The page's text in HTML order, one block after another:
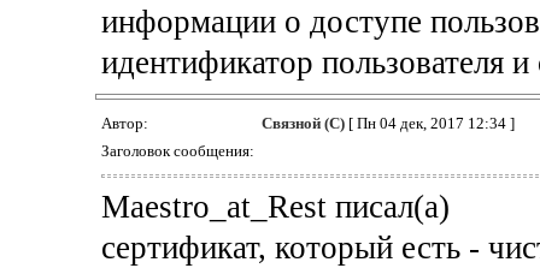
информации о доступе
идентификатор пользователя
Автор: Связной (С)[ Пн 04 дек, 2017 12:34 ]
Заголовок сообщения:
Maestro_at_Rest писал(а)
сертификат, который есть -